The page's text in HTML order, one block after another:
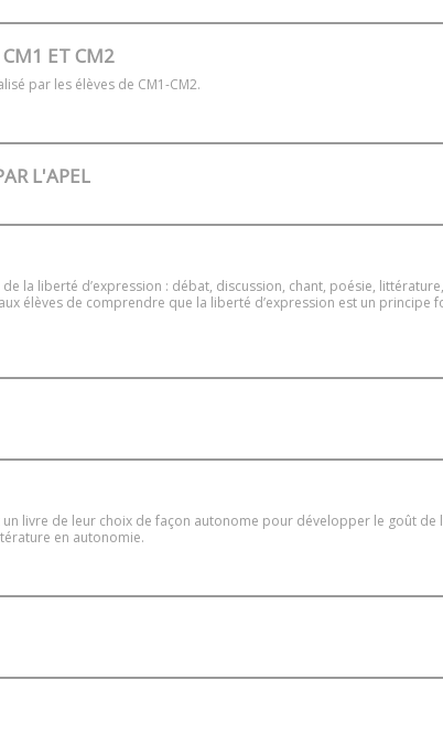
CM1 ET CM2
par les élèves de CM1-CM2.
L'APEL
la liberté d’expression : débat, discussion, chant, poésie,
élèves de comprendre que la liberté d’expression est un principe
un livre de leur choix de façon autonome pour développer le goût de
en autonomie.